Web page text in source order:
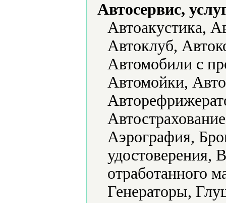
Автосервис,
Автоакустика,
Автоклуб,
Автомобили с
Автомойки,
Аэрография,
удостоверения,
отработанного
Генераторы,